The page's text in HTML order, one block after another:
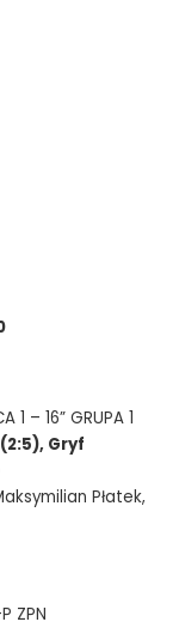
1 – 16” GRUPA 1
Gryf
Płatek,
ZPN